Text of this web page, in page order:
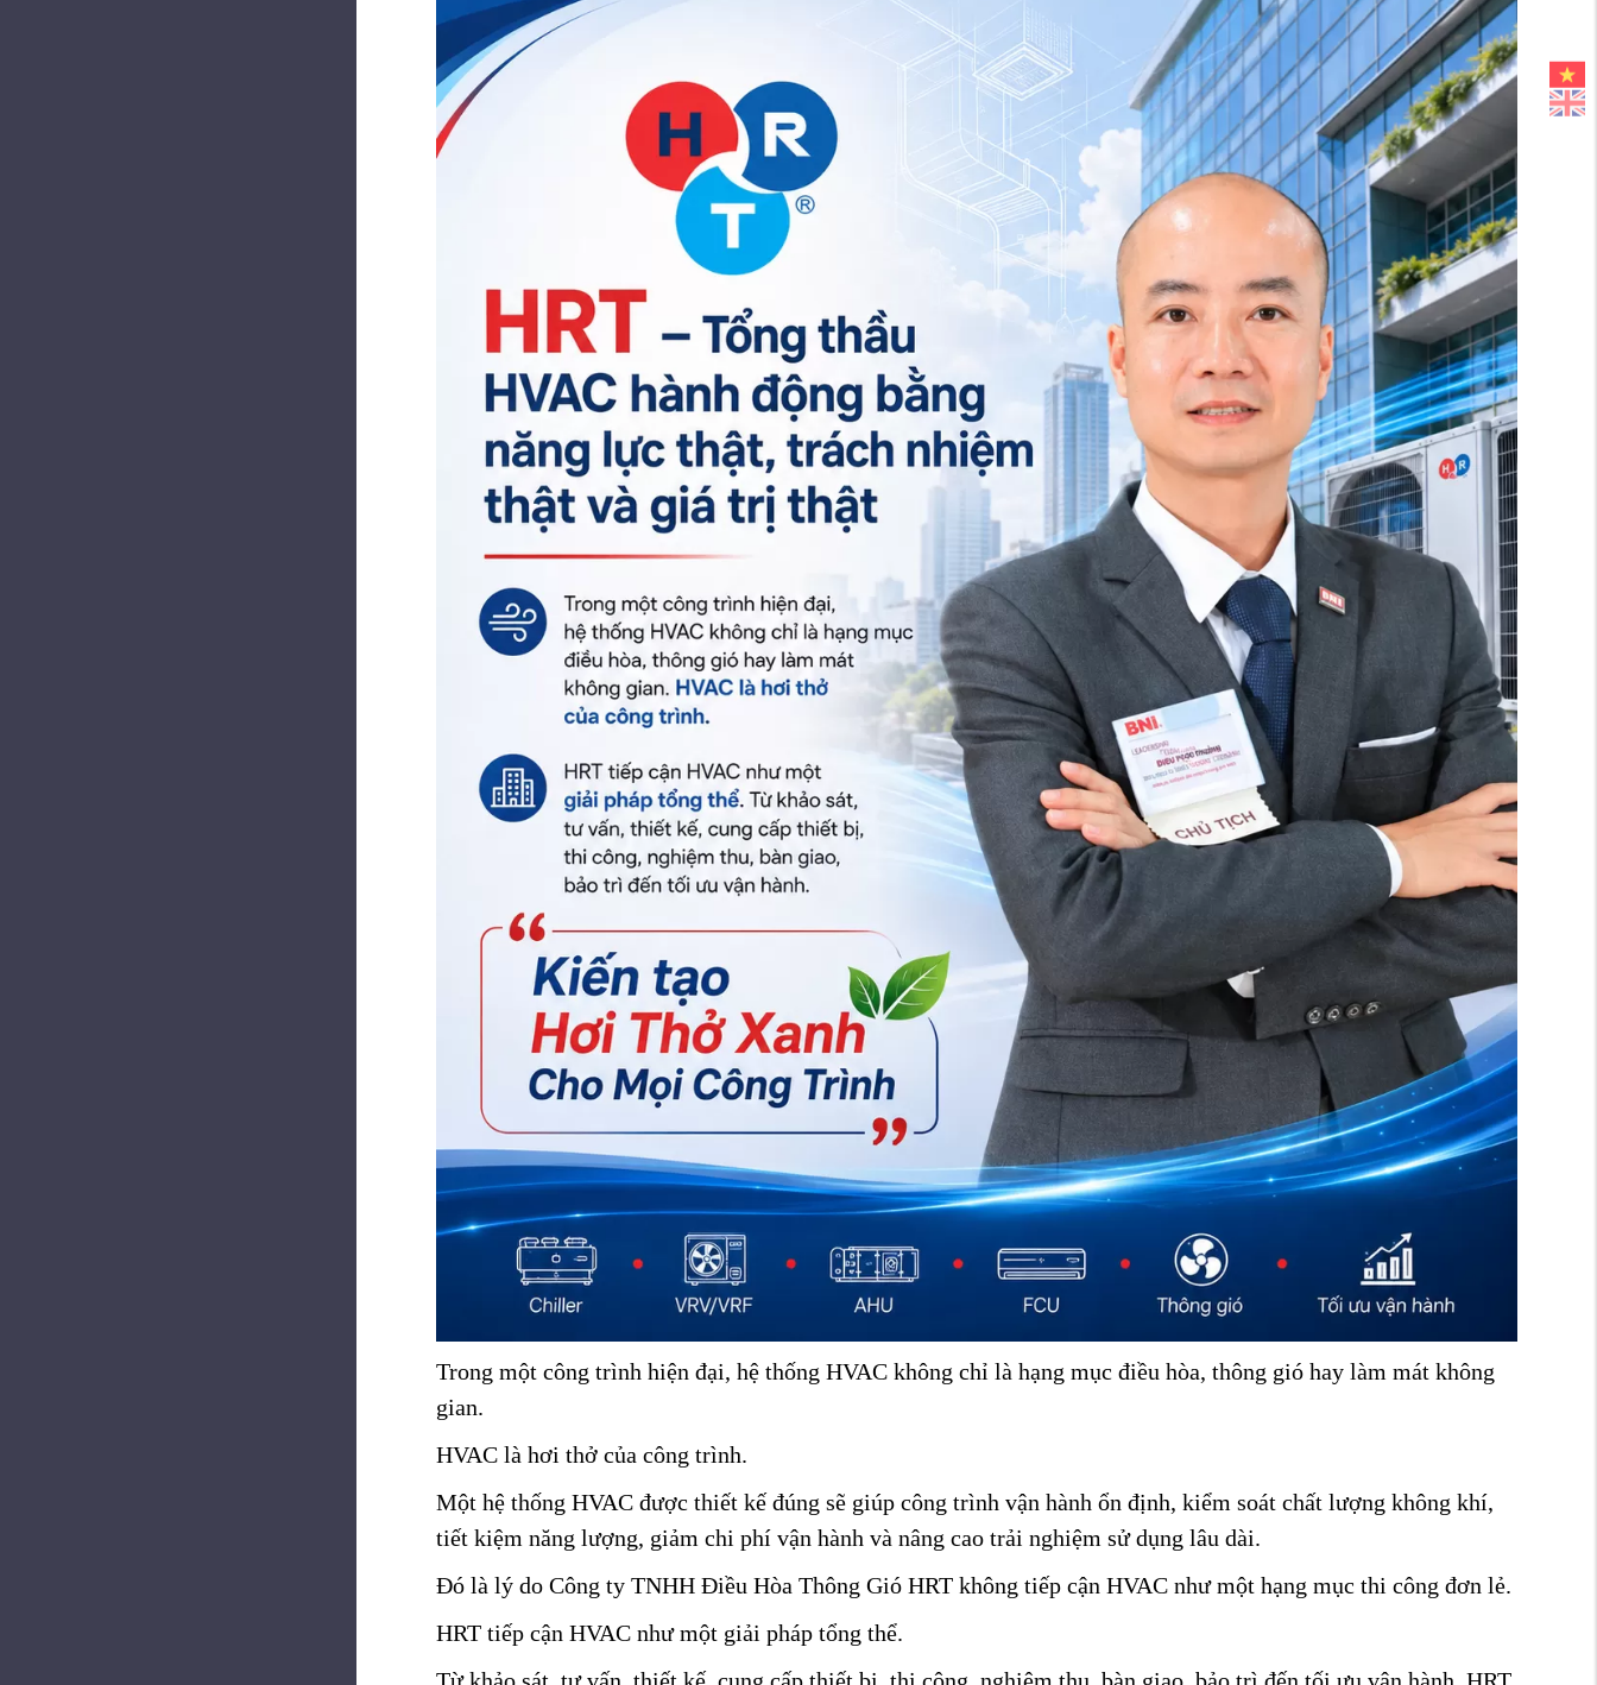
Trong một công trình hiện đại, hệ thống HVAC không chỉ là hạng mục điều hòa, thông gió hay làm mát không
gian.
HVAC là hơi thở của công trình.
Một hệ thống HVAC được thiết kế đúng sẽ giúp công trình vận hành ổn định, kiểm soát chất lượng không khí,
tiết kiệm năng lượng, giảm chi phí vận hành và nâng cao trải nghiệm sử dụng lâu dài.
Đó là lý do Công ty TNHH Điều Hòa Thông Gió HRT không tiếp cận HVAC như một hạng mục thi công đơn lẻ.
HRT tiếp cận HVAC như một giải pháp tổng thể.